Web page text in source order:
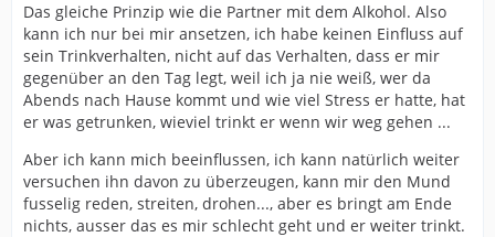
Das gleiche Prinzip wie die Partner mit dem Alkohol. Also
kann ich nur bei mir ansetzen, ich habe keinen Einfluss auf
sein Trinkverhalten, nicht auf das Verhalten, dass er mir
gegenüber an den Tag legt, weil ich ja nie weiß, wer da
Abends nach Hause kommt und wie viel Stress er hatte, hat
er was getrunken, wieviel trinkt er wenn wir weg gehen ...
Aber ich kann mich beeinflussen, ich kann natürlich weiter
versuchen ihn davon zu überzeugen, kann mir den Mund
fusselig reden, streiten, drohen..., aber es bringt am Ende
nichts, ausser das es mir schlecht geht und er weiter trinkt.